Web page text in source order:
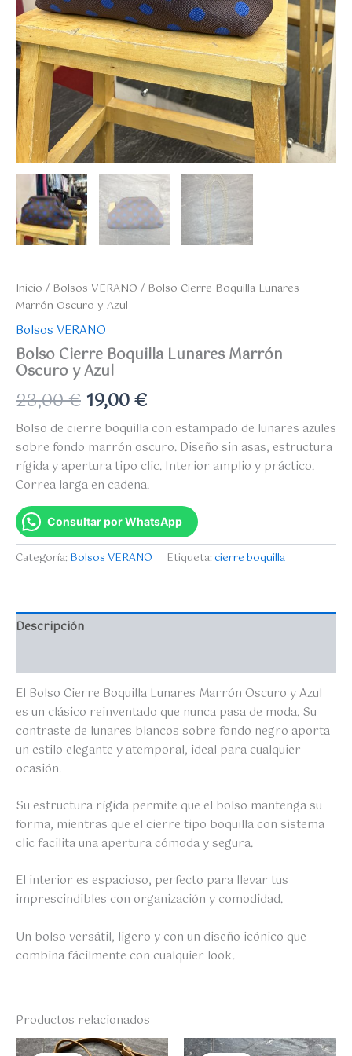
Inicio / Bolsos VERANO / Bolso Cierre Boquilla Lunares
Marrón Oscuro y Azul
Bolsos VERANO
Bolso Cierre Boquilla Lunares Marrón
Oscuro y Azul
23,00€ 19,00€
Bolso de cierre boquilla con estampado de lunares azules
sobre fondo marrón oscuro. Diseño sin asas, estructura
rígida y apertura tipo clic. Interior amplio y práctico.
Correa larga en cadena.
Consultar por WhatsApp
Categoría: Bolsos VERANO Etiqueta:cierre boquilla
Descripción
El Bolso Cierre Boquilla Lunares Marrón Oscuro y Azul
es un clásico reinventado que nunca pasa de moda. Su
contraste de lunares blancos sobre fondo negro aporta
un estilo elegante y atemporal, ideal para cualquier
ocasión.
Su estructura rígida permite que el bolso mantenga su
forma, mientras que el cierre tipo boquilla con sistema
clic facilita una apertura cómoda y segura.
El interior es espacioso, perfecto para llevar tus
imprescindibles con organización y comodidad.
Un bolso versátil, ligero y con un diseño icónico que
combina fácilmente con cualquier look.
Productos relacionados
El El El El